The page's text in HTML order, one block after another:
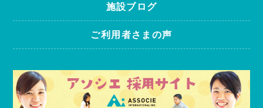
施設ブログ
ご利用者さまの声